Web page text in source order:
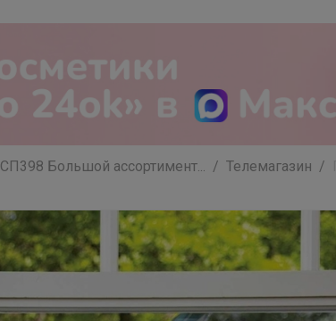
СП398 Большой ассортимент... Телемагазин